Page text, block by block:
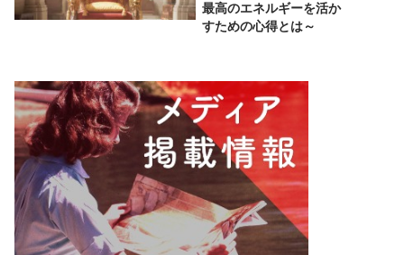
最高のエネルギーを活か
すための心得とは～